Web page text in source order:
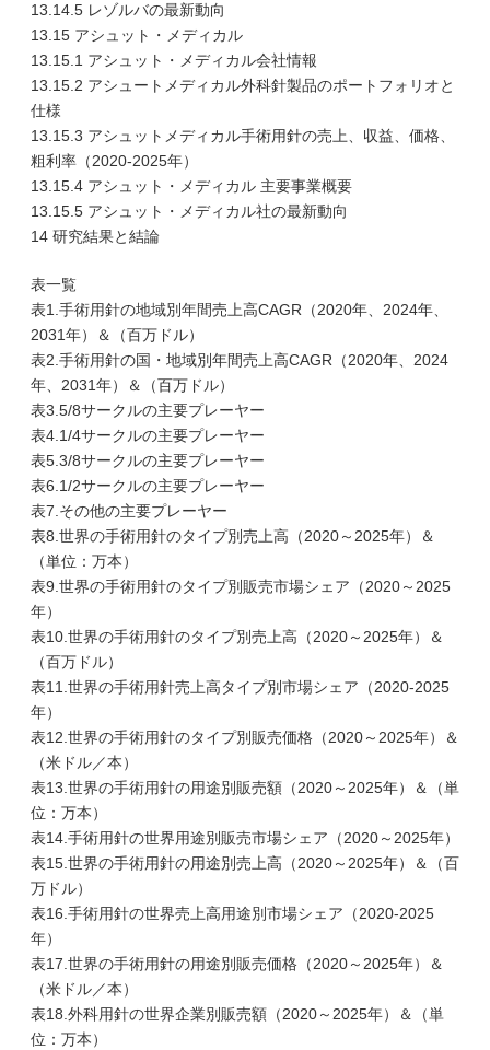
13.14.5 レゾルバの最新動向
13.15 アシュット・メディカル
13.15.1 アシュット・メディカル会社情報
13.15.2 アシュートメディカル外科針製品のポートフォリオと
仕様
13.15.3 アシュットメディカル手術用針の売上、収益、価格、
粗利率（2020-2025年）
13.15.4 アシュット・メディカル 主要事業概要
13.15.5 アシュット・メディカル社の最新動向
14 研究結果と結論
表一覧
表1.手術用針の地域別年間売上高CAGR（2020年、2024年、
2031年）＆（百万ドル）
表2.手術用針の国・地域別年間売上高CAGR（2020年、2024
年、2031年）＆（百万ドル）
表3.5/8サークルの主要プレーヤー
表4.1/4サークルの主要プレーヤー
表5.3/8サークルの主要プレーヤー
表6.1/2サークルの主要プレーヤー
表7.その他の主要プレーヤー
表8.世界の手術用針のタイプ別売上高（2020～2025年）＆
（単位：万本）
表9.世界の手術用針のタイプ別販売市場シェア（2020～2025
年）
表10.世界の手術用針のタイプ別売上高（2020～2025年）＆
（百万ドル）
表11.世界の手術用針売上高タイプ別市場シェア（2020-2025
年）
表12.世界の手術用針のタイプ別販売価格（2020～2025年）＆
（米ドル／本）
表13.世界の手術用針の用途別販売額（2020～2025年）＆（単
位：万本）
表14.手術用針の世界用途別販売市場シェア（2020～2025年）
表15.世界の手術用針の用途別売上高（2020～2025年）＆（百
万ドル）
表16.手術用針の世界売上高用途別市場シェア（2020-2025
年）
表17.世界の手術用針の用途別販売価格（2020～2025年）＆
（米ドル／本）
表18.外科用針の世界企業別販売額（2020～2025年）＆（単
位：万本）